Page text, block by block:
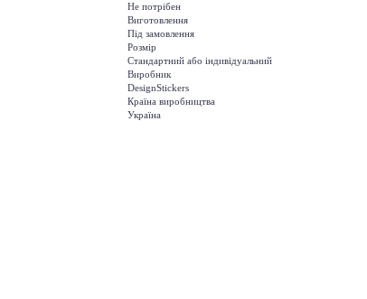
Не потрібен
Виготовлення
Під замовлення
Розмір
Стандартний або індивідуальний
Виробник
DesignStickers
Країна виробництва
Україна